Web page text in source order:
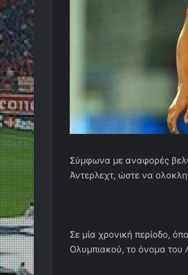
Σύμφωνα με αναφορές
Άντερλεχτ, ώστε να
Σε μία χρονική περίοδο,
Ολυμπιακού, το όνομα του